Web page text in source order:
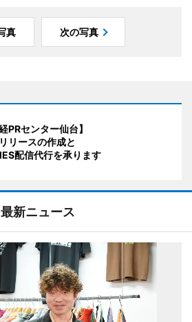
真 次の写真
PRセンター仙台】
リースの作成と
配信代行を承ります
最新ニュース